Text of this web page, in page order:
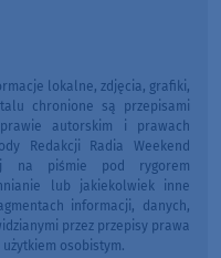
lokalne, zdjęcia, grafiki,
chronione są przepisami
autorskim i prawach
Redakcji Radia Weekend
na piśmie pod rygorem
lub jakiekolwiek inne
informacji, danych,
przez przepisy prawa
osobistym.